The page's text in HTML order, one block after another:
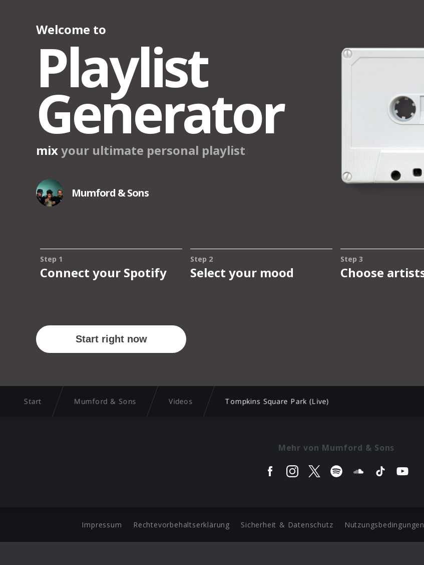
Start Mumford & Sons Videos Tompkins Square Park (Live)
Mehr von Mumford & Sons
Impressum Rechtevorbehaltserklärung Sicherheit & Datenschutz Nutzungsbedingungen